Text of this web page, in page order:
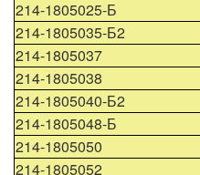
214-1805025-Б
214-1805035-Б2
214-1805037
214-1805038
214-1805040-Б2
214-1805048-Б
214-1805050
214-1805052